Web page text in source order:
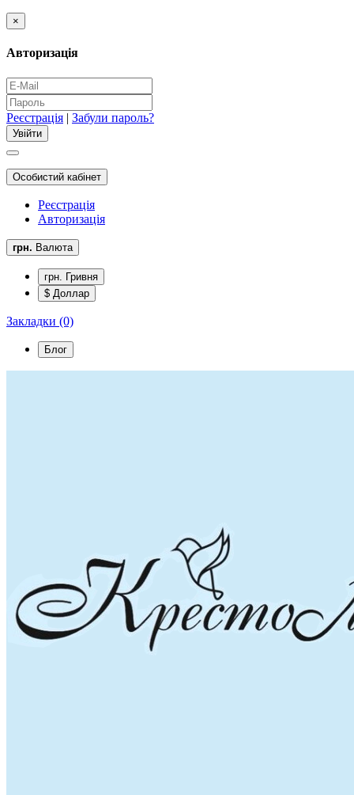
×
Авторизація
Реєстрація | Забули пароль?
Особистий кабінет
Реєстрація
Авторизація
грн. Валюта
грн. Гривня
$ Доллар
Закладки (0)
Блог